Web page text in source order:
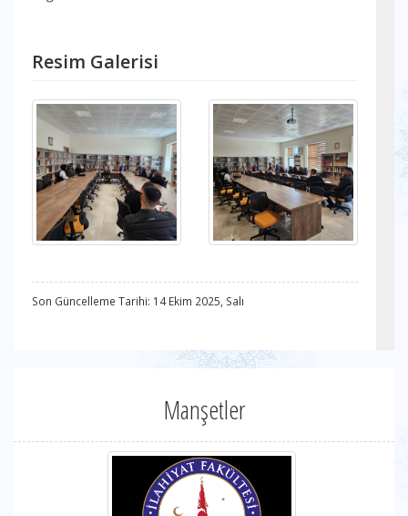
Resim Galerisi
Son Güncelleme Tarihi: 14 Ekim 2025, Salı
Manşetler